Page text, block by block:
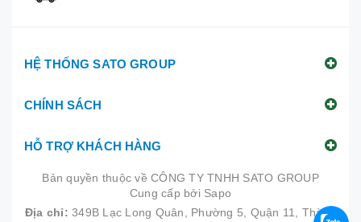
HỆ THỐNG SATO GROUP
CHÍNH SÁCH
HỖ TRỢ KHÁCH HÀNG
Bản quyền thuộc về CÔNG TY TNHH SATO GROUP
|
Cung cấp bởi Sapo
Địa chỉ: 349B Lạc Long Quân, Phường 5, Quận 11, Thành